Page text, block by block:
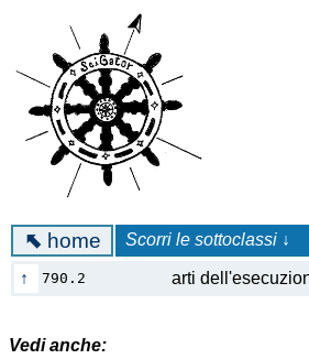
⬉ home Scorri le
↑ 790.2 arti dell'esecuzione
Vedi anche: